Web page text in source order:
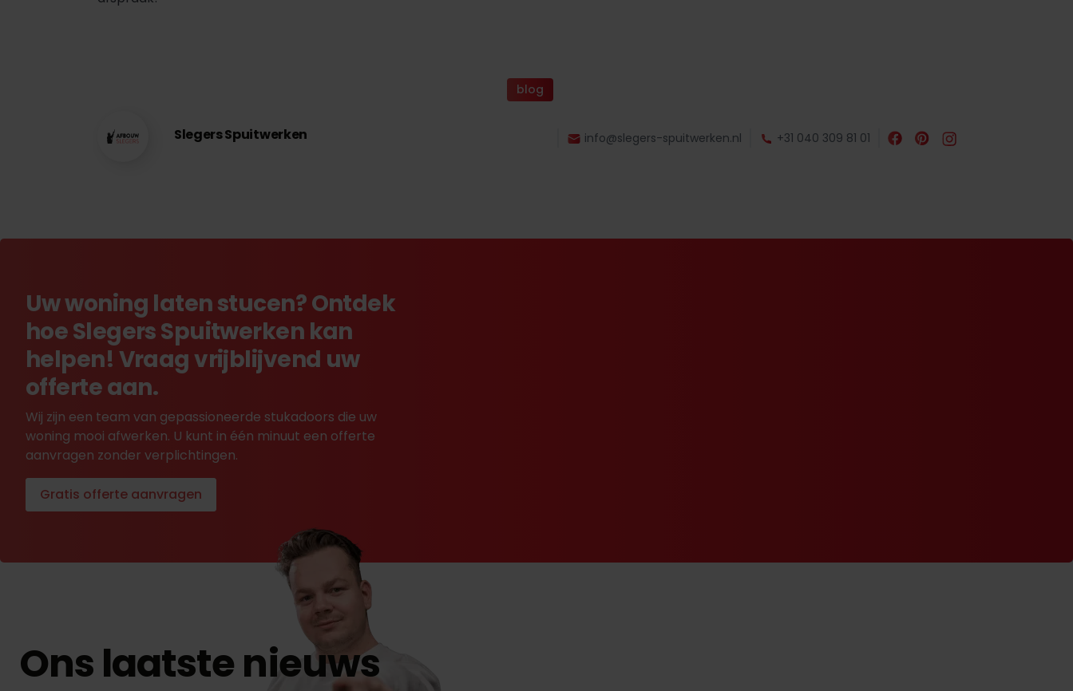
blog
Slegers Spuitwerken info@slegers-spuitwerken.nl +31 040 309 81 01
Uw woning laten stucen? Ontdek
hoe Slegers Spuitwerken kan
helpen! Vraag vrijblijvend uw
offerte aan.
Wij zijn een team van gepassioneerde stukadoors die uw
woning mooi afwerken. U kunt in één minuut een offerte
aanvragen zonder verplichtingen.
Gratis offerte aanvragen
Ons laatste nieuws